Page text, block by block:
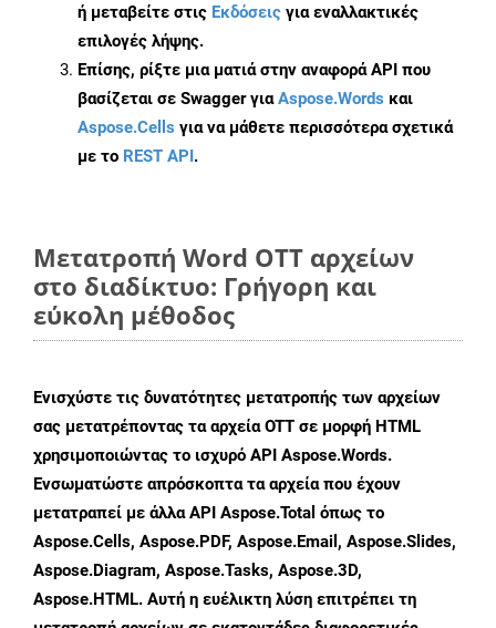
ή μεταβείτε στις Εκδόσεις για εναλλακτικές
επιλογές λήψης.
Επίσης, ρίξτε μια ματιά στην αναφορά API που
βασίζεται σε Swagger γιαAspose.Words και
Aspose.Cells για να μάθετε περισσότερα σχετικά
με το REST API.
Μετατροπή Word OTT αρχείων
στο διαδίκτυο: Γρήγορη και
εύκολη μέθοδος
Ενισχύστε τις δυνατότητες μετατροπής των αρχείων
σας μετατρέποντας τα αρχεία OTT σε μορφή HTML
χρησιμοποιώντας το ισχυρό API Aspose.Words.
Ενσωματώστε απρόσκοπτα τα αρχεία που έχουν
μετατραπεί με άλλα API Aspose.Total όπως το
Aspose.Cells, Aspose.PDF, Aspose.Email, Aspose.Slides,
Aspose.Diagram, Aspose.Tasks, Aspose.3D,
Aspose.HTML. Αυτή η ευέλικτη λύση επιτρέπει τη